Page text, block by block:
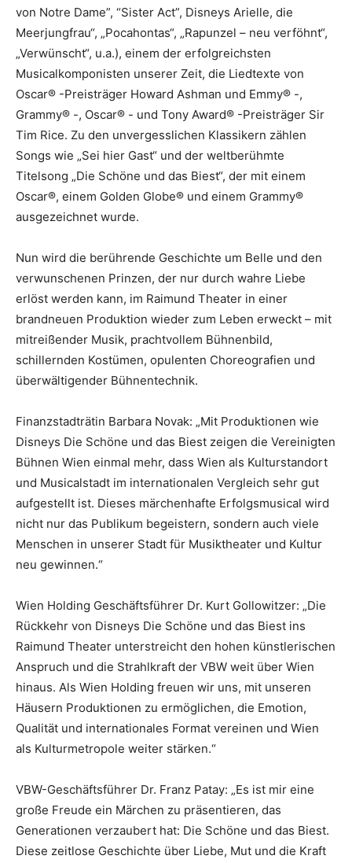
von Notre Dame”, “Sister Act”, Disneys Arielle, die
Meerjungfrau“, „Pocahontas“, „Rapunzel – neu verföhnt“,
„Verwünscht“, u.a.), einem der erfolgreichsten
Musicalkomponisten unserer Zeit, die Liedtexte von
Oscar® -Preisträger Howard Ashman und Emmy® -,
Grammy® -, Oscar® - und Tony Award® -Preisträger Sir
Tim Rice. Zu den unvergesslichen Klassikern zählen
Songs wie „Sei hier Gast“ und der weltberühmte
Titelsong „Die Schöne und das Biest“, der mit einem
Oscar®, einem Golden Globe® und einem Grammy®
ausgezeichnet wurde.
Nun wird die berührende Geschichte um Belle und den
verwunschenen Prinzen, der nur durch wahre Liebe
erlöst werden kann, im Raimund Theater in einer
brandneuen Produktion wieder zum Leben erweckt – mit
mitreißender Musik, prachtvollem Bühnenbild,
schillernden Kostümen, opulenten Choreografien und
überwältigender Bühnentechnik.
Finanzstadträtin Barbara Novak: „Mit Produktionen wie
Disneys Die Schöne und das Biest zeigen die Vereinigten
Bühnen Wien einmal mehr, dass Wien als Kulturstandort
und Musicalstadt im internationalen Vergleich sehr gut
aufgestellt ist. Dieses märchenhafte Erfolgsmusical wird
nicht nur das Publikum begeistern, sondern auch viele
Menschen in unserer Stadt für Musiktheater und Kultur
neu gewinnen.“
Wien Holding Geschäftsführer Dr. Kurt Gollowitzer: „Die
Rückkehr von Disneys Die Schöne und das Biest ins
Raimund Theater unterstreicht den hohen künstlerischen
Anspruch und die Strahlkraft der VBW weit über Wien
hinaus. Als Wien Holding freuen wir uns, mit unseren
Häusern Produktionen zu ermöglichen, die Emotion,
Qualität und internationales Format vereinen und Wien
als Kulturmetropole weiter stärken.“
VBW-Geschäftsführer Dr. Franz Patay: „Es ist mir eine
große Freude ein Märchen zu präsentieren, das
Generationen verzaubert hat: Die Schöne und das Biest.
Diese zeitlose Geschichte über Liebe, Mut und die Kraft